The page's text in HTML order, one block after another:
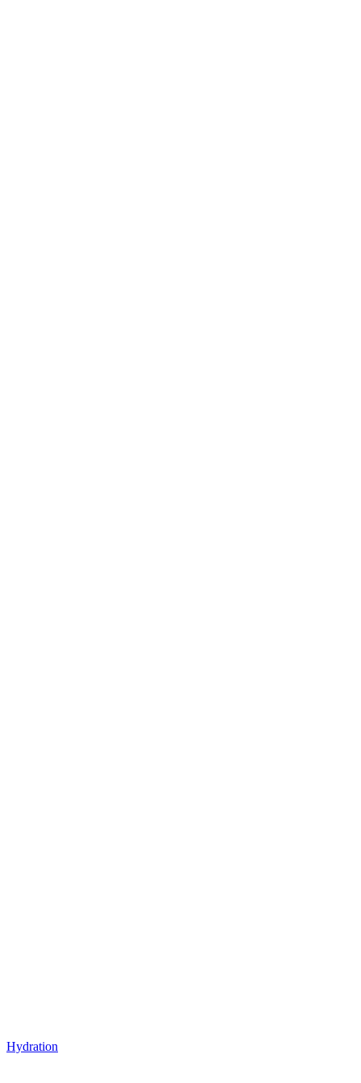
Hydration